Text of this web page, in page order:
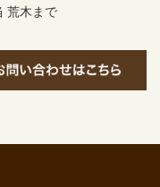
荒木まで